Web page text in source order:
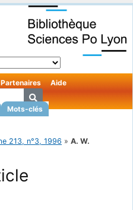
Mots-clés
Partenaires Aide
213, n°3, 1996 » A. W.